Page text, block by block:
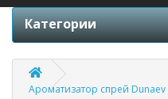
Категории
Ароматизатор спрей